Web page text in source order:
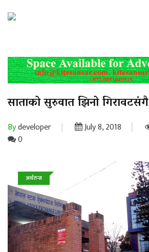
साताको सुरुवात झिनो गिरावटसंगै
Bydeveloper July 8, 2018
0
अर्थतन्त्र